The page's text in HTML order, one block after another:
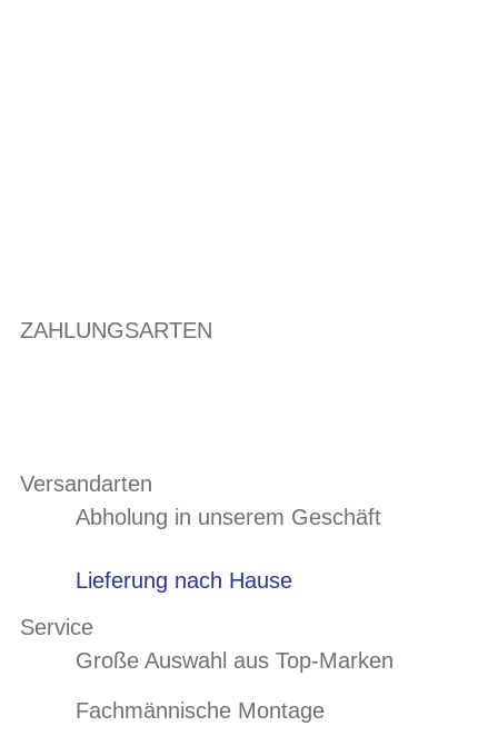
ZAHLUNGSARTEN
Versandarten
Abholung in unserem Geschäft
Lieferung nach Hause
Service
Große Auswahl aus Top-Marken
Fachmännische Montage